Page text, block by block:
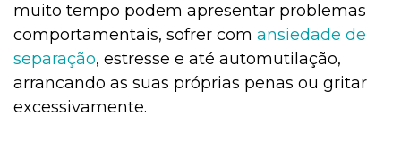
muito tempo podem apresentar problemas
comportamentais, sofrer com ansiedade de
separação, estresse e até automutilação,
arrancando as suas próprias penas ou gritar
excessivamente.